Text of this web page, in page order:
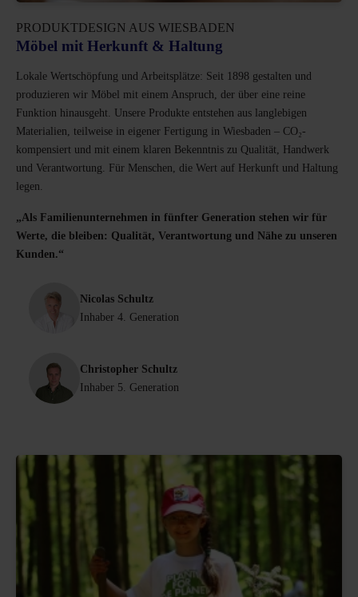
PRODUKTDESIGN AUS WIESBADEN
Möbel mit Herkunft & Haltung
Lokale Wertschöpfung und Arbeitsplätze: Seit 1898 gestalten und
produzieren wir Möbel mit einem Anspruch, der über eine reine
Funktion hinausgeht. Unsere Produkte entstehen aus langlebigen
Materialien, teilweise in eigener Fertigung in Wiesbaden – CO₂-
kompensiert und mit einem klaren Bekenntnis zu Qualität, Handwerk
und Verantwortung. Für Menschen, die Wert auf Herkunft und Haltung
legen.
„Als Familienunternehmen in fünfter Generation stehen wir für
Werte, die bleiben: Qualität, Verantwortung und Nähe zu unseren
Kunden.“
Nicolas Schultz
Inhaber 4. Generation
Christopher Schultz
Inhaber 5. Generation